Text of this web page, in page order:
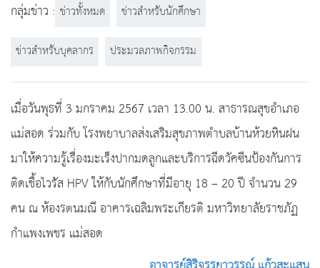
กลุ่มข่าว : ข่าวทั้งหมด
ข่าวสำหรับนักศึกษา
ข่าวสำหรับบุคลากร
ประมวลภาพกิจกรรม
เมื่อวันพุธที่ 3 มกราคม 2567 เวลา 13.00 น. สาธารณสุขอำเภอ
แม่สอด ร่วมกับ โรงพยาบาลส่งเสริมสุขภาพตำบลบ้านห้วยหินฝน
มาให้ความรู้เรื่องมะเร็งปากมดลูกและบริการฉีดวัคซีนป้องกันการ
ติดเชื้อไวรัส HPV ให้กับนักศึกษาที่มีอายุ 18 – 20 ปี จำนวน 29
คน ณ ห้องรตนมณี อาคารเฉลิมพระเกียรติ มหาวิทยาลัยราชภัฏ
กำแพงเพชร แม่สอด